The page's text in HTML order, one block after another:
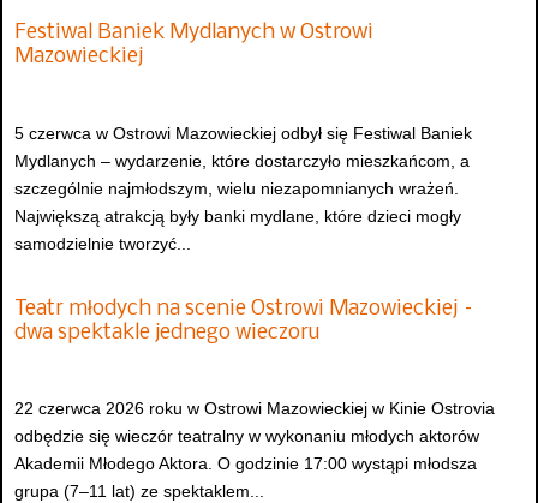
Festiwal Baniek Mydlanych w Ostrowi
Mazowieckiej
5 czerwca w Ostrowi Mazowieckiej odbył się Festiwal Baniek
Mydlanych – wydarzenie, które dostarczyło mieszkańcom, a
szczególnie najmłodszym, wielu niezapomnianych wrażeń.
Największą atrakcją były banki mydlane, które dzieci mogły
samodzielnie tworzyć...
Teatr młodych na scenie Ostrowi Mazowieckiej –
dwa spektakle jednego wieczoru
22 czerwca 2026 roku w Ostrowi Mazowieckiej w Kinie Ostrovia
odbędzie się wieczór teatralny w wykonaniu młodych aktorów
Akademii Młodego Aktora. O godzinie 17:00 wystąpi młodsza
grupa (7–11 lat) ze spektaklem...